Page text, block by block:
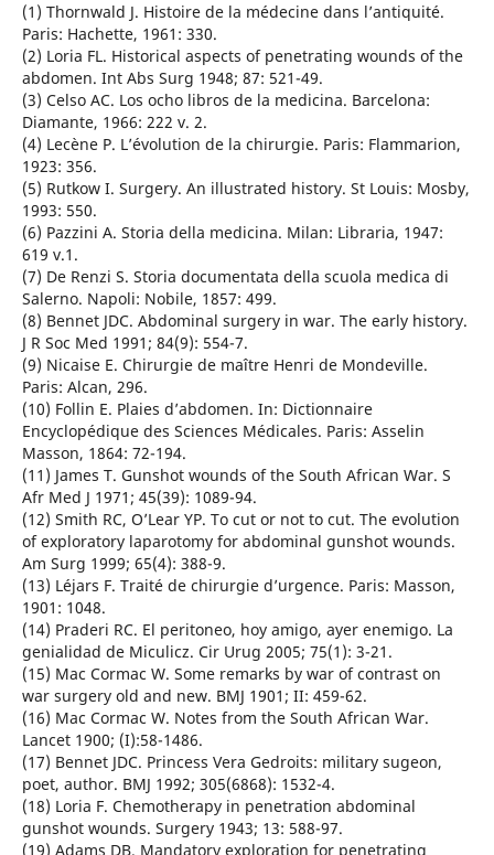
(1) Thornwald J. Histoire de la médecine dans l’antiquité.
Paris: Hachette, 1961: 330.
(2) Loria FL. Historical aspects of penetrating wounds of the
abdomen. Int Abs Surg 1948; 87: 521-49.
(3) Celso AC. Los ocho libros de la medicina. Barcelona:
Diamante, 1966: 222 v. 2.
(4) Lecène P. L’évolution de la chirurgie. Paris: Flammarion,
1923: 356.
(5) Rutkow I. Surgery. An illustrated history. St Louis: Mosby,
1993: 550.
(6) Pazzini A. Storia della medicina. Milan: Libraria, 1947:
619 v.1.
(7) De Renzi S. Storia documentata della scuola medica di
Salerno. Napoli: Nobile, 1857: 499.
(8) Bennet JDC. Abdominal surgery in war. The early history.
J R Soc Med 1991; 84(9): 554-7.
(9) Nicaise E. Chirurgie de maître Henri de Mondeville.
Paris: Alcan, 296.
(10) Follin E. Plaies d’abdomen. In: Dictionnaire
Encyclopédique des Sciences Médicales. Paris: Asselin
Masson, 1864: 72-194.
(11) James T. Gunshot wounds of the South African War. S
Afr Med J 1971; 45(39): 1089-94.
(12) Smith RC, O’Lear YP. To cut or not to cut. The evolution
of exploratory laparotomy for abdominal gunshot wounds.
Am Surg 1999; 65(4): 388-9.
(13) Léjars F. Traité de chirurgie d’urgence. Paris: Masson,
1901: 1048.
(14) Praderi RC. El peritoneo, hoy amigo, ayer enemigo. La
genialidad de Miculicz. Cir Urug 2005; 75(1): 3-21.
(15) Mac Cormac W. Some remarks by war of contrast on
war surgery old and new. BMJ 1901; II: 459-62.
(16) Mac Cormac W. Notes from the South African War.
Lancet 1900; (I):58-1486.
(17) Bennet JDC. Princess Vera Gedroits: military sugeon,
poet, author. BMJ 1992; 305(6868): 1532-4.
(18) Loria F. Chemotherapy in penetration abdominal
gunshot wounds. Surgery 1943; 13: 588-97.
(19) Adams DB. Mandatory exploration for penetrating